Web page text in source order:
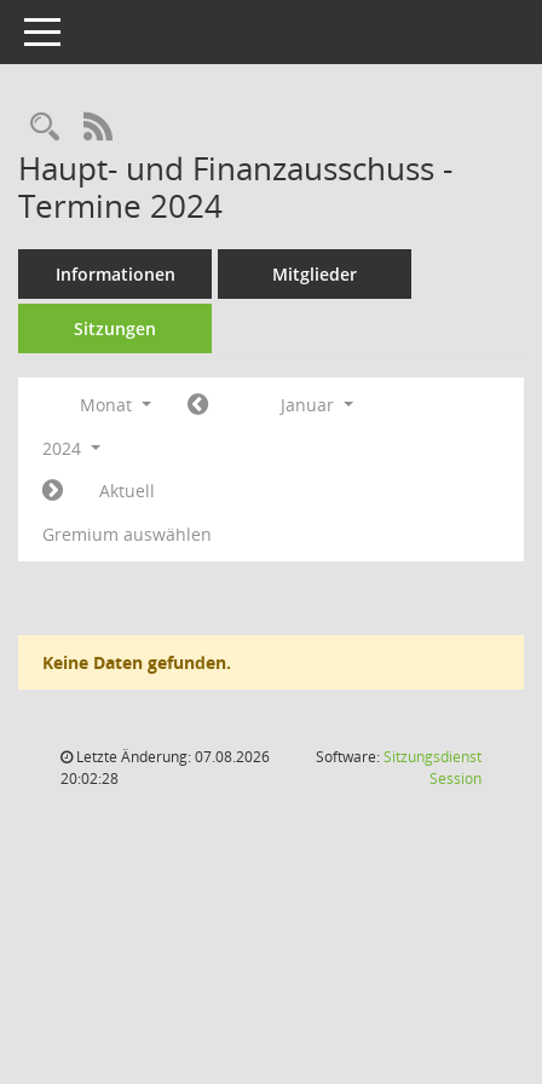
Toggle navigation
Rechercheauswahl
RSS-Feed
Haupt- und Finanzausschuss -
Termine 2024
Informationen Mitglieder
Sitzungen
Monat
Januar
2024
Aktuell
Gremium auswählen
Keine Daten gefunden.
Letzte Änderung: 07.08.2026
20:02:28
Software:Sitzungsdienst
Session(Wird in